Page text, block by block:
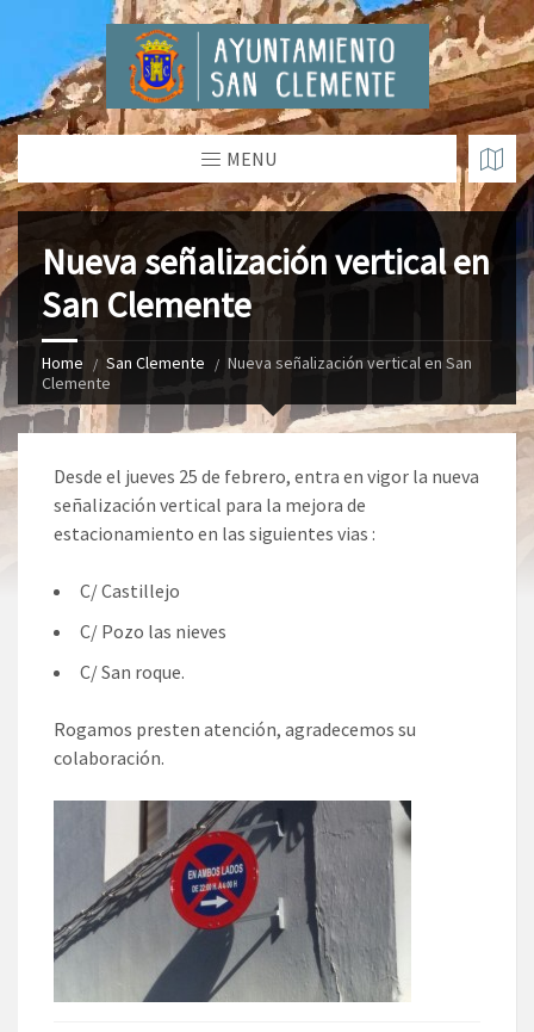
MENU
Nueva señalización vertical en
San Clemente
Home San Clemente
Nueva señalización vertical en San
Clemente
Desde el jueves 25 de febrero, entra en vigor la nueva
señalización vertical para la mejora de
estacionamiento en las siguientes vias :
C/ Castillejo
C/ Pozo las nieves
C/ San roque.
Rogamos presten atención, agradecemos su
colaboración.